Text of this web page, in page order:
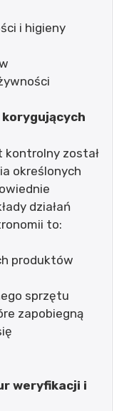
i higieny
korygujących
kontrolny został
określonych
działań
to:
produktów
sprzętu
zapobiegną
weryfikacji i